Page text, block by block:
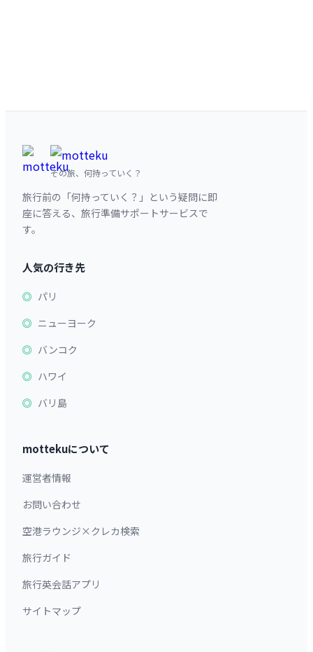
その旅、何持っていく？
旅行前の「何持っていく？」という疑問に即
座に答える、旅行準備サポートサービスで
す。
人気の行き先
パリ
ニューヨーク
バンコク
ハワイ
バリ島
mottekuについて
運営者情報
お問い合わせ
空港ラウンジ×クレカ検索
旅行ガイド
旅行英会話アプリ
サイトマップ